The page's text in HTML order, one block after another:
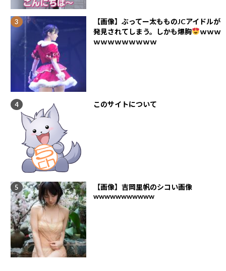
【画像】ぶってー太もものJCアイドルが
発見されてしまう。しかも爆胸
ｗｗｗ
ｗｗｗｗｗｗｗｗｗ
このサイトについて
【画像】吉岡里帆のシコい画像
wwwwwwwwwww